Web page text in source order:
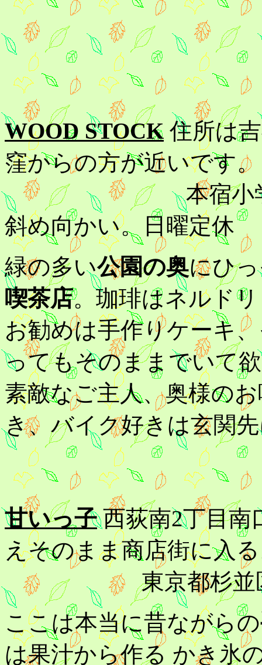
WOOD STOCK 住所は
窪からの方が近いです。
本宿小学校の近
斜め向かい。日曜定休
緑の多い公園の奥にひ
喫茶店。珈琲はネルド
お勧めは手作りケーキ
ってもそのままでいて
素敵なご主人、奥様の
き、バイク好きは玄関
甘いっ子 西荻南2丁目南
えそのまま商店街に入
東京都杉並区西
ここは本当に昔ながらの
は果汁から作る かき氷